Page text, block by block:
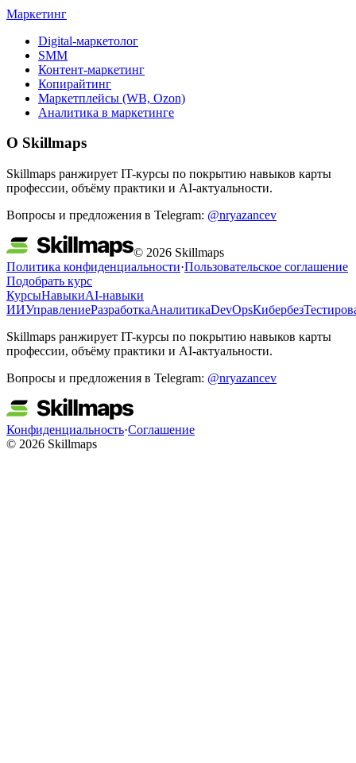
Маркетинг
Digital-маркетолог
SMM
Контент-маркетинг
Копирайтинг
Маркетплейсы (WB, Ozon)
Аналитика в маркетинге
О Skillmaps
Skillmaps ранжирует IT-курсы по покрытию навыков карты
профессии, объёму практики и AI-актуальности.
Вопросы и предложения в Telegram: @nryazancev
© 2026 Skillmaps
Политика конфиденциальности·Пользовательское соглашение
Подобрать курс
КурсыНавыкиAI-навыки
ИИУправлениеРазработкаАналитикаDevOpsКибербез
Skillmaps ранжирует IT-курсы по покрытию навыков карты
профессии, объёму практики и AI-актуальности.
Вопросы и предложения в Telegram: @nryazancev
Конфиденциальность·Соглашение
© 2026 Skillmaps